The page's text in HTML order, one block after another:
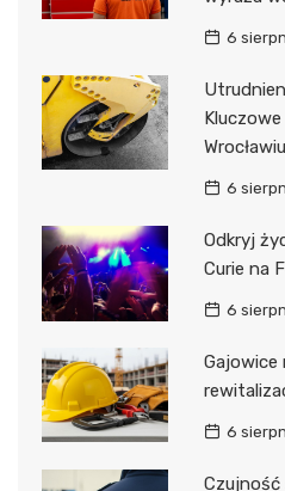
6
6
Odkryj
Curie na
6
Gajowice
6
Czujność